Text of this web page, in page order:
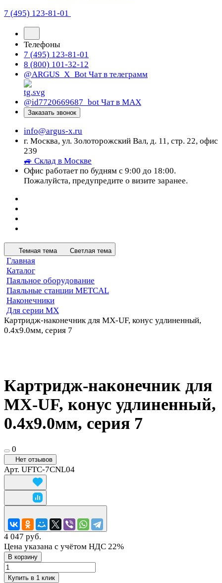
7 (495) 123-81-01
Телефоны
7 (495) 123-81-01
8 (800) 101-32-12
@ARGUS_X_Bot Чат в телеграмм
@id7720669687_bot Чат в МАХ
Заказать звонок
info@argus-x.ru
г. Москва, ул. Золоторожский Вал, д. 11, стр. 22, офис
239
🚙 Склад в Москве
Офис работает по будням с 9:00 до 18:00.
Пожалуйста, предупредите о визите заранее.
Темная тема Светлая тема
Главная
Каталог
Паяльное оборудование
Паяльные станции METCAL
Наконечники
Для серии MX
Картридж-наконечник для MX-UF, конус удлиненный,
0.4х9.0мм, серия 7
Картридж-наконечник для
MX-UF, конус удлиненный,
0.4х9.0мм, серия 7
0
Нет отзывов
Арт. UFTC-7CNL04
4 047 руб.
Цена указана с учётом НДС 22%
В корзину
Купить в 1 клик